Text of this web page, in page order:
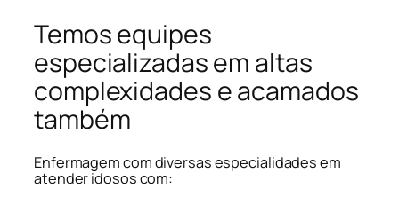
Temos equipes
especializadas em altas
complexidades e acamados
também
Enfermagem com diversas especialidades em
atender idosos com: